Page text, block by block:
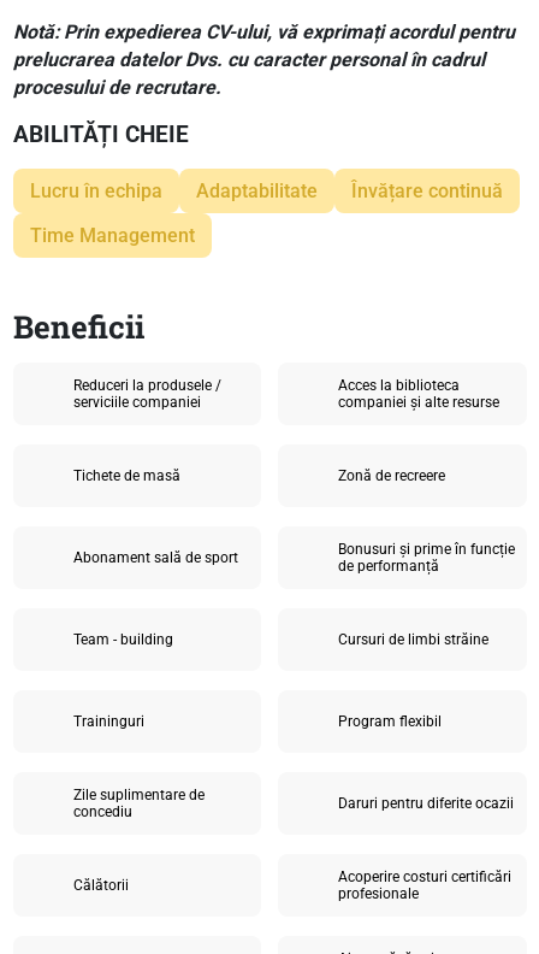
Notă:Prin expedierea CV-ului, vă exprimați acordul pentru
prelucrarea datelor Dvs. cu caracter personal în cadrul
procesului de recrutare.
ABILITĂȚI CHEIE
Lucru în echipa Adaptabilitate
Învățare continuă
Time Management
Beneficii
Reduceri la produsele /
serviciile companiei
Acces la biblioteca
companiei și alte resurse
Tichete de masă Zonă de recreere
Abonament sală de sport
Bonusuri și prime în funcție
de performanță
Team - building Cursuri de limbi străine
Traininguri Program flexibil
Zile suplimentare de
concediu
Daruri pentru diferite ocazii
Călătorii
Acoperire costuri certificări
profesionale